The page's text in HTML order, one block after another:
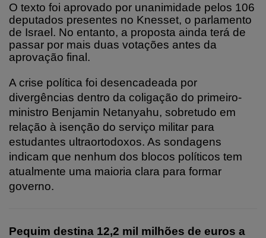
O texto foi aprovado por unanimidade pelos 106
deputados presentes no Knesset, o parlamento
de Israel. No entanto, a proposta ainda terá de
passar por mais duas votações antes da
aprovação final.
A crise política foi desencadeada por
divergências dentro da coligação do primeiro-
ministro Benjamin Netanyahu, sobretudo em
relação à isenção do serviço militar para
estudantes ultraortodoxos. As sondagens
indicam que nenhum dos blocos políticos tem
atualmente uma maioria clara para formar
governo.
Pequim destina 12,2 mil milhões de euros a